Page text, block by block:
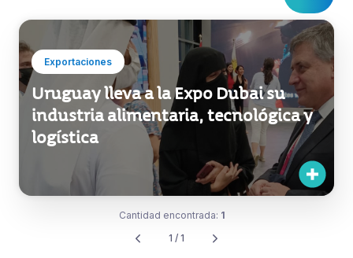
Exportaciones
Uruguay lleva a la Expo Dubai su
industria alimentaria, tecnológica y
logística
Cantidad encontrada: 1
1 / 1